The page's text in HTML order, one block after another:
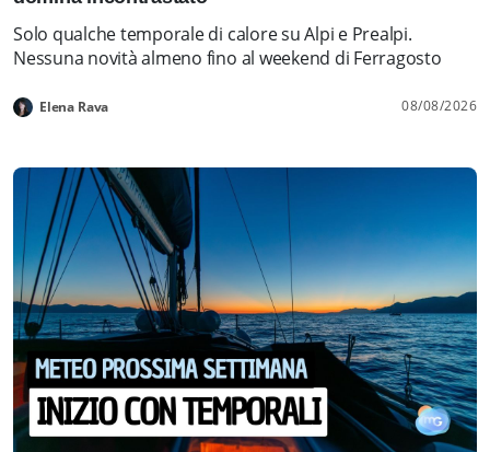
Solo qualche temporale di calore su Alpi e Prealpi.
Nessuna novità almeno fino al weekend di Ferragosto
Elena Rava 08/08/2026